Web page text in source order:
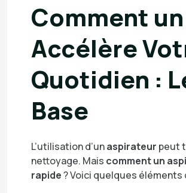
Comment
Accélère
Quotidien :
Base
L’utilisation d’unaspirateur peut
nettoyage. Mais comment un
rapide? Voici quelques